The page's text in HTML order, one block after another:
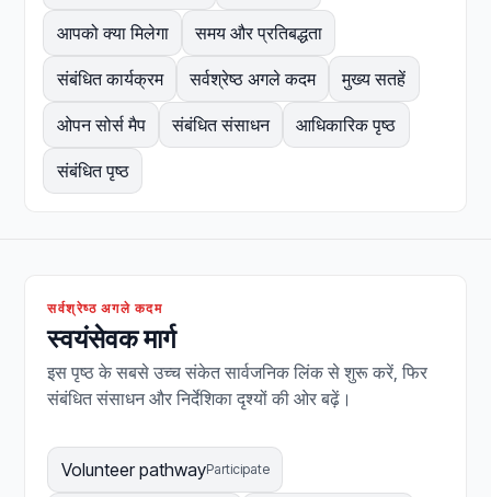
आपको क्या मिलेगा समय और प्रतिबद्धता
संबंधित कार्यक्रम सर्वश्रेष्ठ अगले कदम मुख्य सतहें
ओपन सोर्स मैप संबंधित संसाधन आधिकारिक पृष्ठ
संबंधित पृष्ठ
सर्वश्रेष्ठ अगले कदम
स्वयंसेवक मार्ग
इस पृष्ठ के सबसे उच्च संकेत सार्वजनिक लिंक से शुरू करें, फिर
संबंधित संसाधन और निर्देशिका दृश्यों की ओर बढ़ें।
Volunteer pathwayParticipate